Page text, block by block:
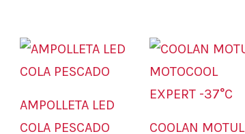
AMPOLLETA LED
COLA PESCADO
COOLAN MOTUL